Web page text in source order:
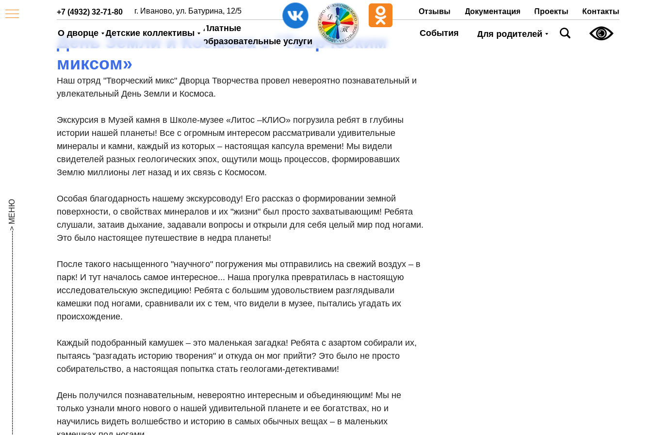
Контакты
Детские коллективы
Платные
образовательные услуги
+7 (4932) 32-71-80 Отзывы Документация
События
Проекты
г. Иваново, ул. Батурина, 12/5
О дворце Для родителей
------------------------------------------------------------------------------------------------------------------> МЕНЮ
День Земли и Космоса с "Творческим
миксом»
Наш отряд "Творческий микс" Дворца Творчества провел невероятно познавательный и
увлекательный День Земли и Космоса.
Экскурсия в Музей камня в Школе-музее «Литос –КЛИО» погрузила ребят в глубины
истории нашей планеты! Все с огромным интересом рассматривали удивительные
минералы и камни, каждый из которых – настоящая капсула времени! Мы видели
свидетелей разных геологических эпох, ощутили мощь процессов, формировавших
Землю миллионы лет назад и их связь с Космосом.
Особая благодарность нашему экскурсоводу! Его рассказ о формировании земной
поверхности, о свойствах минералов и их "жизни" был просто захватывающим! Ребята
слушали, затаив дыхание, задавали вопросы и открыли для себя целый мир под ногами.
Это было настоящее путешествие в недра планеты!
После такого насыщенного "научного" погружения мы отправились на свежий воздух – в
парк! И тут началось самое интересное... Наша прогулка превратилась в настоящую
исследовательскую экспедицию! Ребята с большим удовольствием разглядывали
камешки под ногами, сравнивали их с тем, что видели в музее, пытались угадать их
происхождение.
Каждый подобранный камушек – это маленькая загадка! Ребята с азартом собирали их,
пытаясь "разгадать историю творения" и откуда он мог прийти? Это было не просто
собирательство, а настоящая попытка стать геологами-детективами!
День получился познавательным, невероятно интересным и объединяющим! Мы не
только узнали много нового о нашей удивительной планете и ее богатствах, но и
научились видеть волшебство и историю в самых обычных вещах – в маленьких